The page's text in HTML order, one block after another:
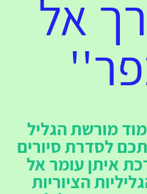
אל
מורשת הגליל
לסדרת סיורים
איתן עומראל
הציוריות